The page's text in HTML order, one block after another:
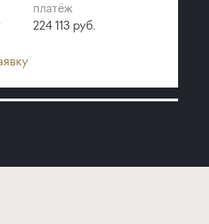
платёж
224 113 руб.